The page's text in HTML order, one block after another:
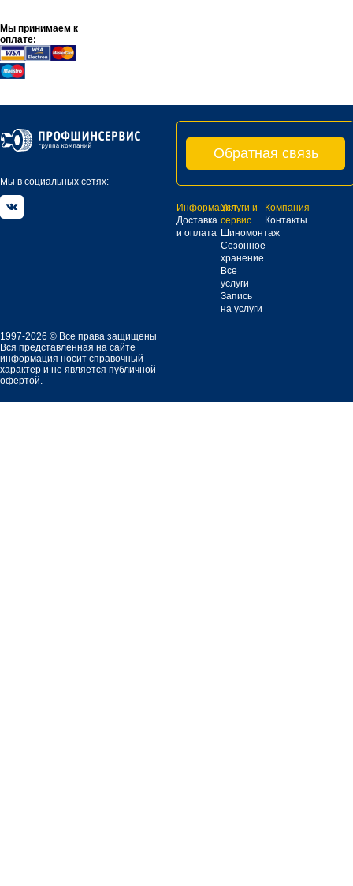
Мы принимаем к
оплате:
Мы в социальных сетях:
Обратная связь
Информация
Доставка
и оплата
Услуги и
сервис
Шиномонтаж
Сезонное
хранение
Все
услуги
Запись
на услуги
Компания
Контакты
1997-2026 © Все права защищены
Вся представленная на сайте
информация носит справочный
характер и не является публичной
офертой.